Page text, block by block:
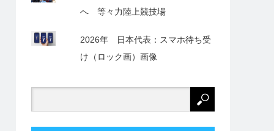
へ 等々力陸上競技場
2026年 日本代表：スマホ待ち受
け（ロック画）画像